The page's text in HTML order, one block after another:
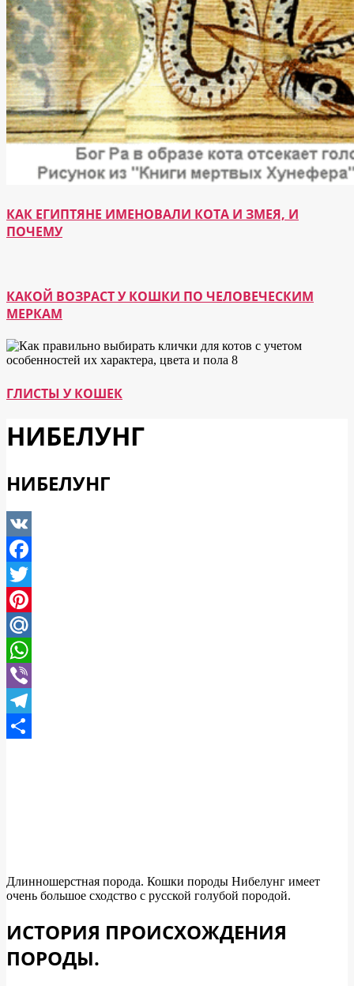
КАК ЕГИПТЯНЕ ИМЕНОВАЛИ КОТА И ЗМЕЯ, И
ПОЧЕМУ
КАКОЙ ВОЗРАСТ У КОШКИ ПО ЧЕЛОВЕЧЕСКИМ
МЕРКАМ
ГЛИСТЫ У КОШЕК
НИБЕЛУНГ
НИБЕЛУНГ
VK
Facebook
Twitter
Pinterest
Mail.Ru
WhatsApp
Viber
Telegram
Длинношерстная порода. Кошки породы Нибелунг имеет
очень большое сходство с русской голубой породой.
ИСТОРИЯ ПРОИСХОЖДЕНИЯ
ПОРОДЫ.